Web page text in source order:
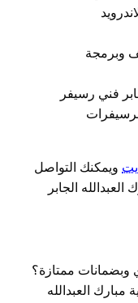
وبرمجة
فني رسيفر
ويمكنك التواصل
الجابر
وبضمانات ممتازة؟
مبارك العبدالله